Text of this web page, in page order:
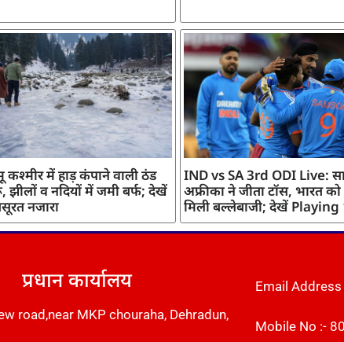
कश्मीर में हाड़ कंपाने वाली ठंड
झीलों व नदियों में जमी बर्फ; देखें
नजारा
IND vs SA 3rd ODI Live:
अफ्रीका ने जीता टॉस, भारत
मिली बल्लेबाजी; देखें Playing
प्रधान कार्यालय
road,near MKP chouraha, Dehradun,
Email
Mobile No :-